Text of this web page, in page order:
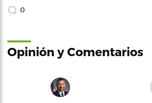
0
Opinión y Comentarios